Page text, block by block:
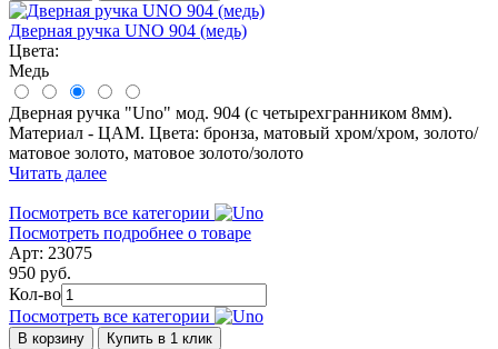
Дверная ручка UNO 904 (медь)
Цвета:
Медь
Дверная ручка "Uno" мод. 904 (с четырехгранником 8мм).
Материал - ЦАМ. Цвета: бронза, матовый хром/хром, золото/
матовое золото, матовое золото/золото
Читать далее
Посмотреть все категории
Посмотреть подробнее о товаре
Арт: 23075
950 руб.
Кол-во
Посмотреть все категории
В корзину Купить в 1 клик